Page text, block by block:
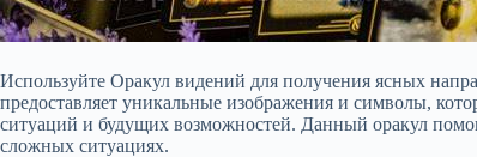
Используйте Оракул видений для получения ясных
предоставляет уникальные изображения и символы,
ситуаций и будущих возможностей. Данный оракул
сложных ситуациях.